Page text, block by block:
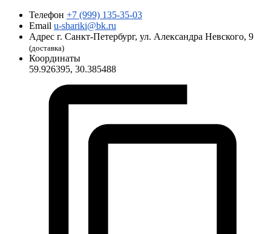
Телефон +7 (999) 135-35-03
Email u-shariki@bk.ru
Адрес г. Санкт-Петербург, ул. Александра Невского, 9
(доставка)
Координаты
59.926395, 30.385488